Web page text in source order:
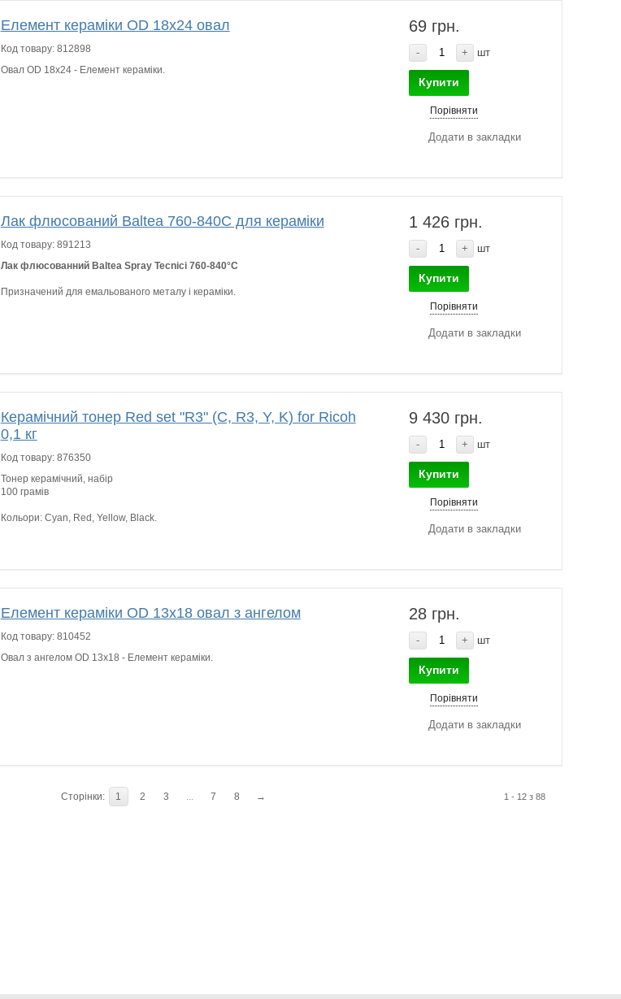
Елемент кераміки OD 18x24 овал
Код товару: 812898
Овал OD 18x24 - Елемент кераміки.
69 грн.
- + шт
Купити
Порівняти
Додати в закладки
Лак флюсований Baltea 760-840C для кераміки
Код товару: 891213
Лак флюсованний Baltea Spray Tecnici 760-840°C
Призначений для емальованого металу і кераміки.
1 426 грн.
- + шт
Купити
Порівняти
Додати в закладки
Керамічний тонер Red set "R3" (C, R3, Y, K) for Ricoh
0,1 кг
Код товару: 876350
Тонер керамічний, набір
100 грамів
Кольори: Cyan, Red, Yellow, Black.
9 430 грн.
- + шт
Купити
Порівняти
Додати в закладки
Елемент кераміки OD 13x18 овал з ангелом
Код товару: 810452
Овал з ангелом OD 13x18 - Елемент кераміки.
28 грн.
- + шт
Купити
Порівняти
Додати в закладки
1 - 12 з 88
Сторінки: 1 2 3 ... 7 8 →